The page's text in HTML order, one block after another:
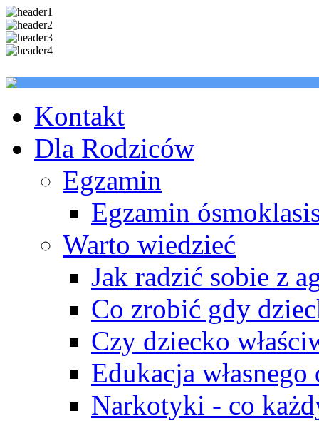
Kontakt
Dla Rodziców
Egzamin
Egzamin
Warto wiedzieć
Jak radzić sobie z
Co zrobić gdy
Czy dziecko
Edukacja własnego
Narkotyki - co